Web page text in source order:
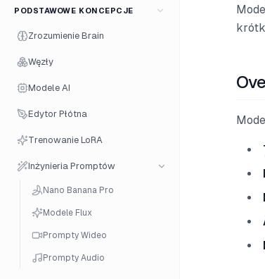
PODSTAWOWE KONCEPCJE
Zrozumienie Brain
Węzły
Modele AI
Edytor Płótna
Trenowanie LoRA
Inżynieria Promptów
Nano Banana Pro
Modele Flux
Prompty Wideo
Prompty Audio